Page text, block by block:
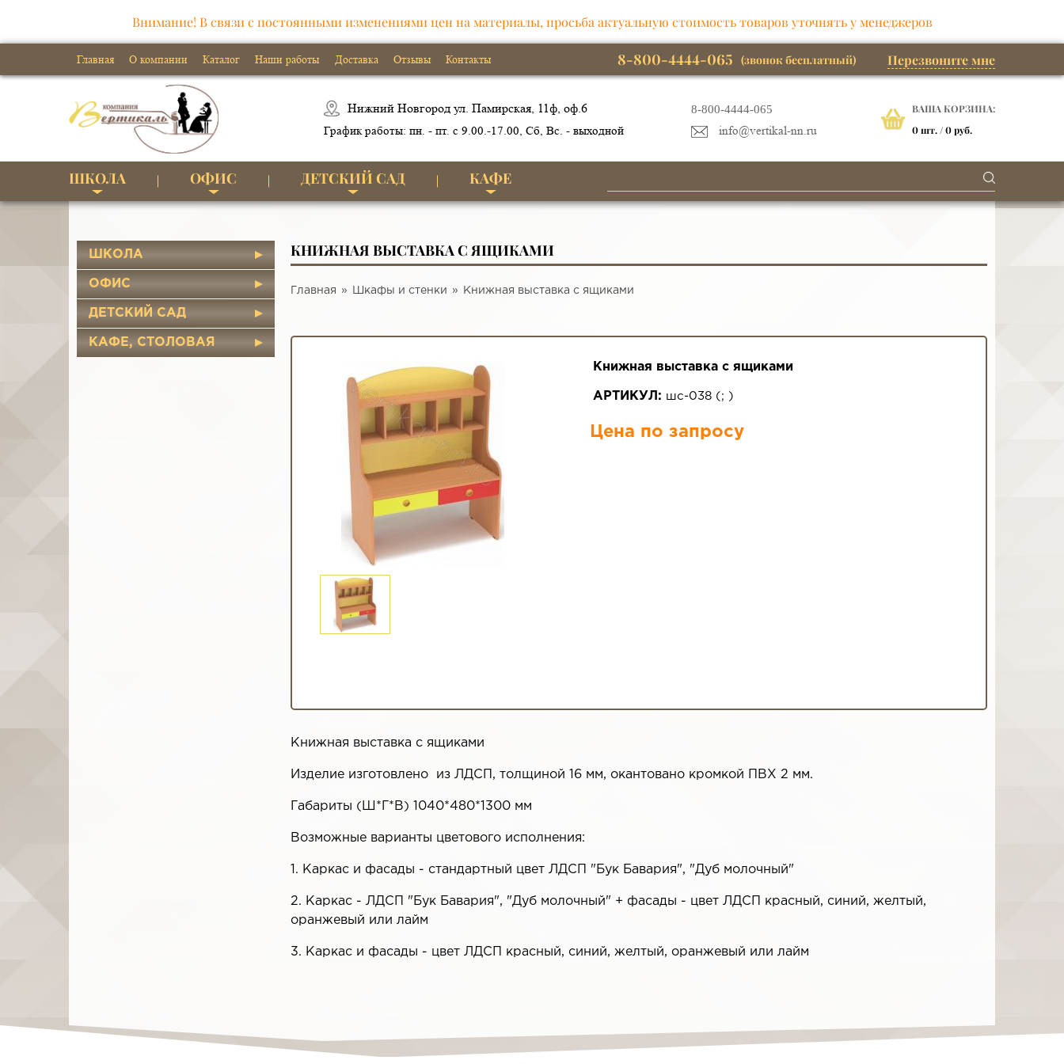
Внимание! В связи с постоянными изменениями цен на материалы, просьба актуальную стоимость товаров уточнять у менеджеров
Главная О компании Каталог Наши работы Доставка Отзывы Контакты 8-800-4444-065 (звонок бесплатный) Перезвоните мне
Нижний Новгород ул. Памирская, 11ф, оф.6
График работы: пн. - пт. с 9.00.-17.00, Сб, Вс. - выходной
8-800-4444-065
info@vertikal-nn.ru
ВАША КОРЗИНА:
0шт. /0 руб.
ШКОЛА ОФИС ДЕТСКИЙ САД КАФЕ
ШКОЛА
ОФИС
ДЕТСКИЙ САД
КАФЕ, СТОЛОВАЯ
КНИЖНАЯ ВЫСТАВКА С ЯЩИКАМИ
Главная Шкафы и стенки Книжная выставка с ящиками
Книжная выставка с ящиками
АРТИКУЛ: шс-038 ( ; )
Цена по запросу
Книжная выставка с ящиками
Изделие изготовлено из ЛДСП, толщиной 16 мм, окантовано кромкой ПВХ 2 мм.
Габариты (Ш*Г*В) 1040*480*1300 мм
Возможные варианты цветового исполнения:
1. Каркас и фасады - стандартный цвет ЛДСП "Бук Бавария", "Дуб молочный"
2. Каркас - ЛДСП "Бук Бавария", "Дуб молочный" + фасады - цвет ЛДСП красный, синий, желтый,
оранжевый или лайм
3. Каркас и фасады - цвет ЛДСП красный, синий, желтый, оранжевый или лайм